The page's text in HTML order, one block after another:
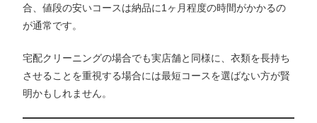
合、値段の安いコースは納品に1ヶ月程度の時間がかかるの
が通常です。
宅配クリーニングの場合でも実店舗と同様に、衣類を長持ち
させることを重視する場合には最短コースを選ばない方が賢
明かもしれません。